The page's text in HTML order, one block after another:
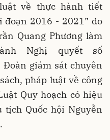
về thực hành tiết
2016 - 2021” do
Quang Phương làm
Nghị quyết số
giám sát chuyên
pháp luật về công
Quy hoạch có hiệu
tịch Quốc hội Nguyễn